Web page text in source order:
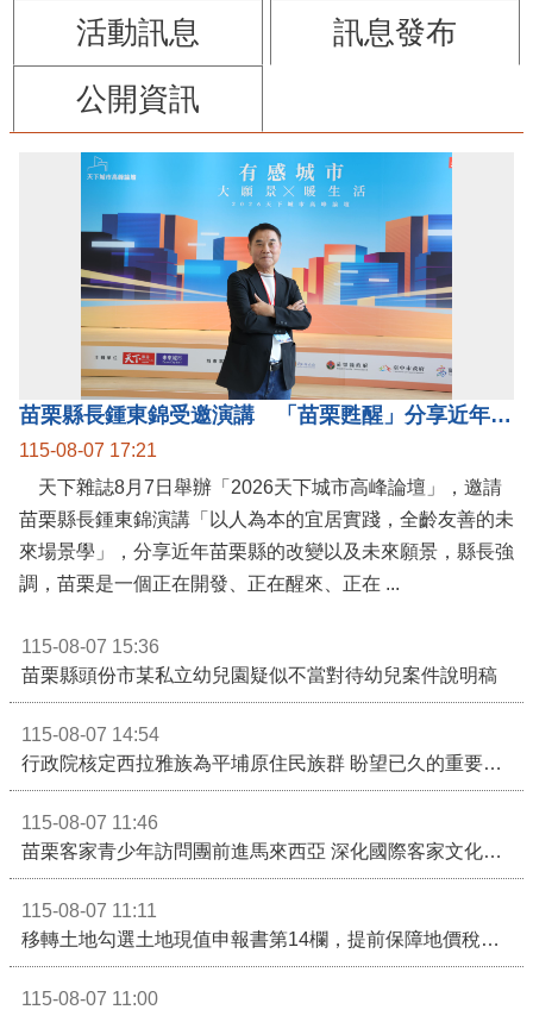
活動訊息
訊息發布
公開資訊
苗栗縣長鍾東錦受邀演講 「苗栗甦醒」分享近年轉變
115-08-07 17:21
天下雜誌8月7日舉辦「2026天下城市高峰論壇」，邀請
苗栗縣長鍾東錦演講「以人為本的宜居實踐，全齡友善的未
來場景學」，分享近年苗栗縣的改變以及未來願景，縣長強
調，苗栗是一個正在開發、正在醒來、正在 ...
115-08-07 15:36
苗栗縣頭份市某私立幼兒園疑似不當對待幼兒案件說明稿
115-08-07 14:54
行政院核定西拉雅族為平埔原住民族群 盼望已久的重要時刻到來！8月13日起受理民族成員名冊登記
115-08-07 11:46
苗栗客家青少年訪問團前進馬來西亞 深化國際客家文化交流
115-08-07 11:11
移轉土地勾選土地現值申報書第14欄，提前保障地價稅節稅權益
115-08-07 11:00